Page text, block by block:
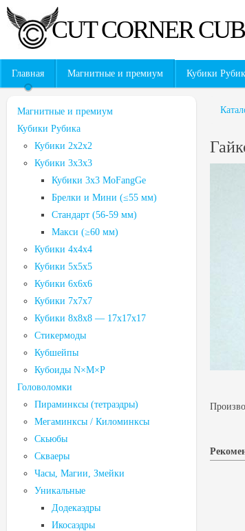
CUT CORNER
Главная Магнитные и премиум Кубики
Магнитные и премиум
Кубики Рубика
Кубики 2x2x2
Кубики 3х3х3
Кубики 3х3 MoFangGe
Брелки и Мини (≤55 мм)
Стандарт (56-59 мм)
Макси (≥60 мм)
Кубики 4x4x4
Кубики 5х5х5
Кубики 6х6х6
Кубики 7х7х7
Кубики 8х8х8 — 17х17х17
Стикермоды
Кубшейпы
Кубоиды N×M×P
Головоломки
Пираминксы (тетраэдры)
Мегаминксы / Киломинксы
Скьюбы
Скваеры
Часы, Магии, Змейки
Уникальные
Додекаэдры
Икосаэдры